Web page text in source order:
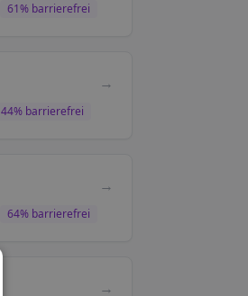
61% barrierefrei
→
44% barrierefrei
→
64% barrierefrei
→